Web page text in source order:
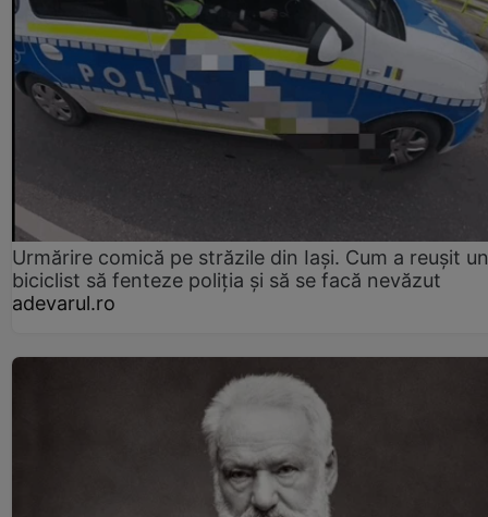
Urmărire comică pe străzile din Iași. Cum a reușit un
biciclist să fenteze poliția și să se facă nevăzut
adevarul.ro